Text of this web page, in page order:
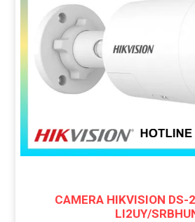
CAMERA HIKVISION DS-
LI2UY/